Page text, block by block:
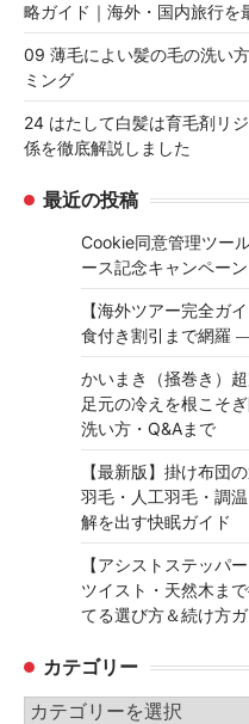
略ガイド｜海外・国内旅行を
09 薄毛によい髪の毛の洗い
ミング
24 はたして白髪は育毛剤リ
係を徹底解説しました
最近の投稿
Cookie同意管理ツー
ース記念キャンペー
【海外ツアー完全ガ
食付き割引まで網羅
かいまき（掻巻き）
足元の冷えを根こそ
洗い方・Q&Aまで
【最新版】掛け布団
羽毛・人工羽毛・調
解を出す快眠ガイド
【アシストステッパ
ツイスト・天然木ま
てる選び方＆続け方
カテゴリー
カ